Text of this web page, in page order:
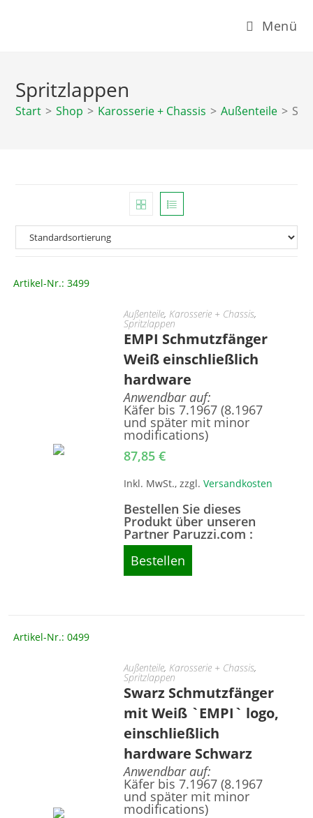
Menü
Spritzlappen
Start > Shop > Karosserie + Chassis > Außenteile >
Artikel-Nr.: 3499
Außenteile, Karosserie + Chassis,
Spritzlappen
EMPI Schmutzfänger
Weiß einschließlich
hardware
Anwendbar auf:
Käfer bis 7.1967 (8.1967
und später mit minor
modifications)
87,85€
Inkl. MwSt., zzgl.Versandkosten
Bestellen Sie dieses
Produkt über unseren
Partner Paruzzi.com :
Bestellen
Artikel-Nr.: 0499
Außenteile, Karosserie + Chassis,
Spritzlappen
Swarz Schmutzfänger
mit Weiß `EMPI` logo,
einschließlich
hardware Schwarz
Anwendbar auf:
Käfer bis 7.1967 (8.1967
und später mit minor
modifications)